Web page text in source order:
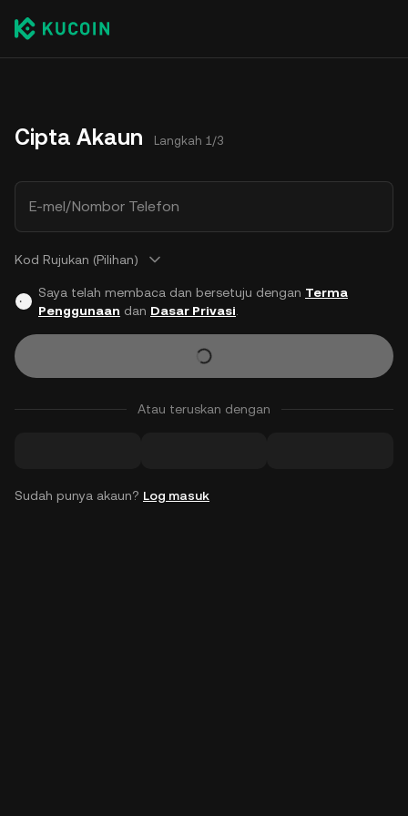
Cipta Akaun Langkah 1/3
E-mel/Nombor Telefon
Kod Rujukan (Pilihan)
Saya telah membaca dan bersetuju dengan Terma
Penggunaan dan Dasar Privasi
Atau teruskan dengan
Sudah punya akaun? Log masuk